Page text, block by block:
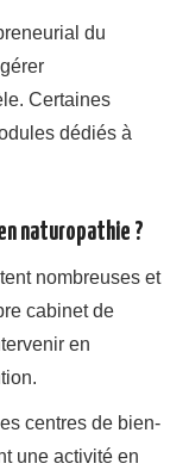
du
Certaines
dédiés à
naturopathie ?
nombreuses et
cabinet de
en
centres de bien-
une activité en